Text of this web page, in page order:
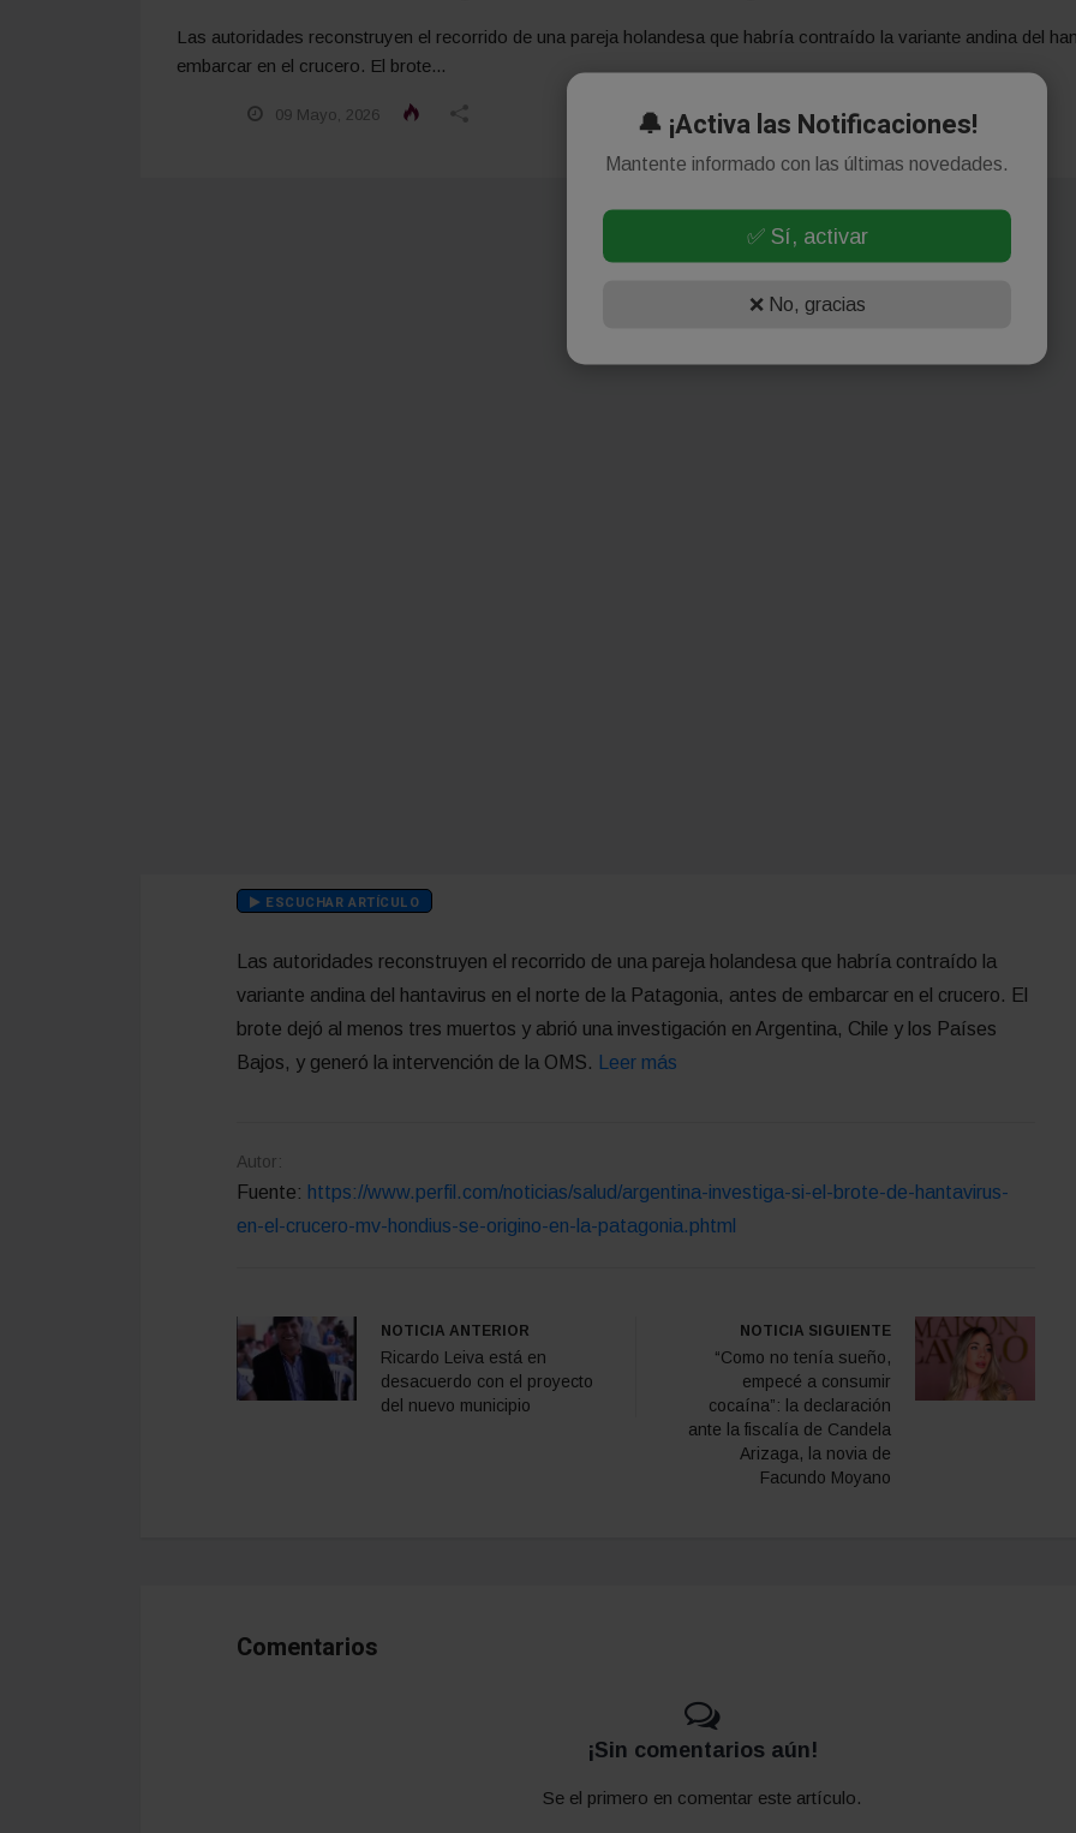
Las autoridades reconstruyen el recorrido de una pareja holandesa que habría contraído la variante andina del
embarcar en el crucero. El brote...
09 Mayo, 2026
ESCUCHAR ARTÍCULO
Las autoridades reconstruyen el recorrido de una pareja holandesa que habría contraído la
variante andina del hantavirus en el norte de la Patagonia, antes de embarcar en el crucero. El
brote dejó al menos tres muertos y abrió una investigación en Argentina, Chile y los Países
Bajos, y generó la intervención de la OMS.
Leer más
Autor:
Fuente: https://www.perfil.com/noticias/salud/argentina-investiga-si-el-brote-de-hantavirus-
en-el-crucero-mv-hondius-se-origino-en-la-patagonia.phtml
NOTICIA ANTERIOR
Ricardo Leiva está en
desacuerdo con el proyecto
del nuevo municipio
NOTICIA SIGUIENTE
“Como no tenía sueño,
empecé a consumir
cocaína”: la declaración
ante la fiscalía de Candela
Arizaga, la novia de
Facundo Moyano
Comentarios
¡Sin comentarios aún!
Se el primero en comentar este artículo.
🔔 ¡Activa las Notificaciones!
Mantente informado con las últimas novedades.
✅ Sí, activar
❌ No, gracias